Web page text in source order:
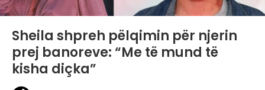
Sheila shpreh pëlqimin për njerin
prej banoreve: “Me të mund të
kisha diçka”